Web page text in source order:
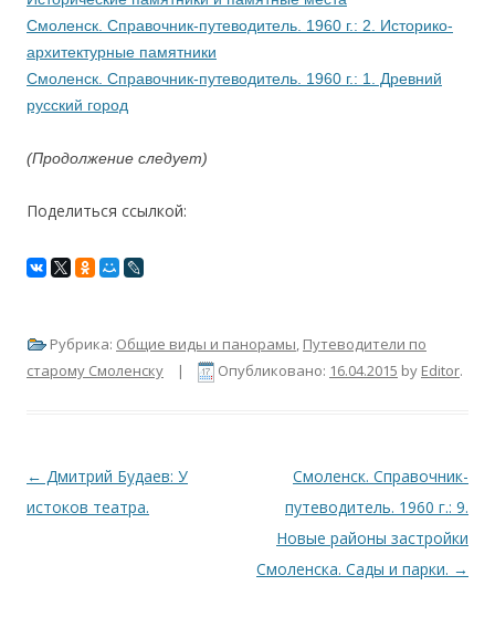
Смоленск. Справочник-путеводитель. 1960 г.: 2. Историко-
архитектурные памятники
Смоленск. Справочник-путеводитель. 1960 г.: 1. Древний
русский город
(Продолжение следует)
Поделиться ссылкой:
Рубрика: Общие виды и панорамы Путеводители по
старому Смоленску | Опубликовано: 16.04.2015 by Editor.
Навигация по записям
← Дмитрий Будаев: У
истоков театра.
Смоленск. Справочник-
путеводитель. 1960 г.: 9.
Новые районы застройки
Смоленска. Сады и парки. →